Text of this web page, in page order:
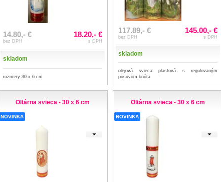
14.80,- €
bez DPH
18.20,- €
s DPH
skladom
rozmery 30 x 6 cm
117.89,- €
bez DPH
145.00,- €
s DPH
skladom
olejová svieca plastová s regulovaným
posuvom knôta
Oltárna svieca - 30 x 6 cm
NOVINKA
Oltárna svieca - 30 x 6 cm
NOVINKA